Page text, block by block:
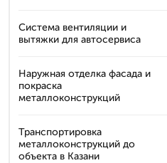
Система вентиляции и
вытяжки для автосервиса
Наружная отделка фасада и
покраска
металлоконструкций
Транспортировка
металлоконструкций до
объекта в Казани